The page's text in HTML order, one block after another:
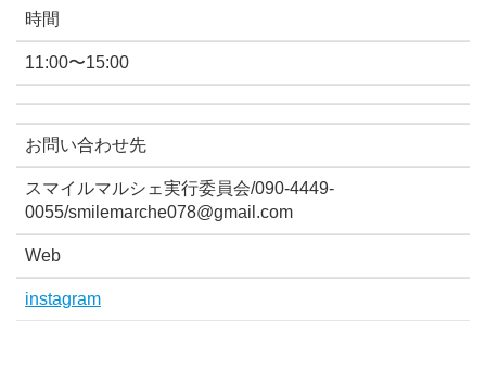
時間
11:00〜15:00
お問い合わせ先
スマイルマルシェ実行委員会/090-4449-
0055/smilemarche078@gmail.com
Web
instagram